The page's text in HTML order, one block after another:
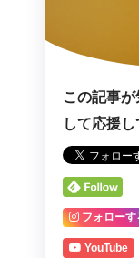
この記事
して応援し
フォローす
YouTube